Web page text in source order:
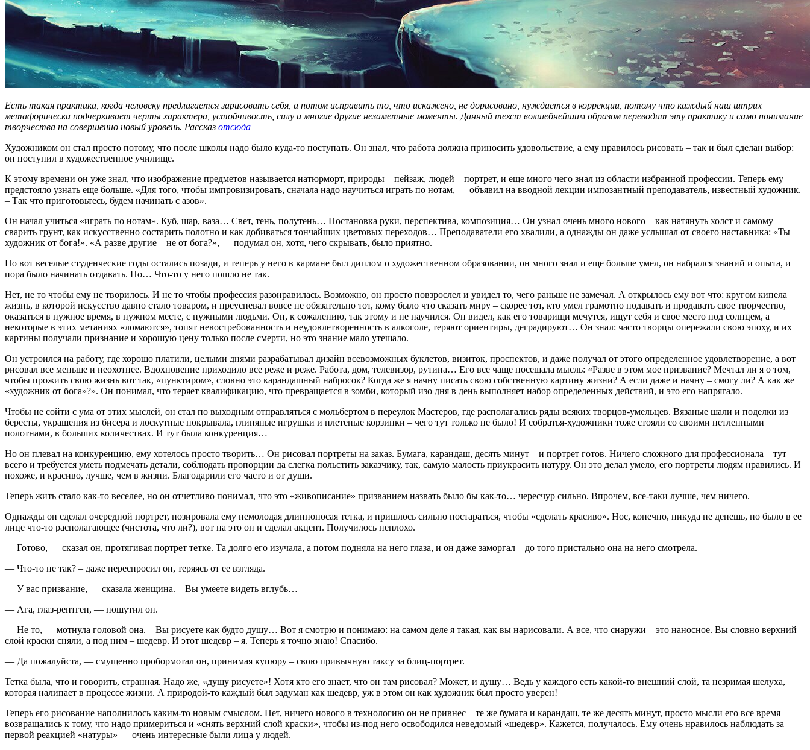
Есть такая практика, когда человеку предлагается зарисовать себя, а потом исправить то, что искажено, не дорисовано, нуждается в коррекции, потому что каждый наш штрих
метафорически подчеркивает черты характера, устойчивость, силу и многие другие незаметные моменты. Данный текст волшебнейшим образом переводит эту практику и само понимание
творчества на совершенно новый уровень. Рассказ отсюда
Художником он стал просто потому, что после школы надо было куда-то поступать. Он знал, что работа должна приносить удовольствие, а ему нравилось рисовать – так и был сделан выбор:
он поступил в художественное училище.
К этому времени он уже знал, что изображение предметов называется натюрморт, природы – пейзаж, людей – портрет, и еще много чего знал из области избранной профессии. Теперь ему
предстояло узнать еще больше. «Для того, чтобы импровизировать, сначала надо научиться играть по нотам, — объявил на вводной лекции импозантный преподаватель, известный художник.
– Так что приготовьтесь, будем начинать с азов».
Он начал учиться «играть по нотам». Куб, шар, ваза… Свет, тень, полутень… Постановка руки, перспектива, композиция… Он узнал очень много нового – как натянуть холст и самому
сварить грунт, как искусственно состарить полотно и как добиваться тончайших цветовых переходов… Преподаватели его хвалили, а однажды он даже услышал от своего наставника: «Ты
художник от бога!». «А разве другие – не от бога?», — подумал он, хотя, чего скрывать, было приятно.
Но вот веселые студенческие годы остались позади, и теперь у него в кармане был диплом о художественном образовании, он много знал и еще больше умел, он набрался знаний и опыта, и
пора было начинать отдавать. Но… Что-то у него пошло не так.
Нет, не то чтобы ему не творилось. И не то чтобы профессия разонравилась. Возможно, он просто повзрослел и увидел то, чего раньше не замечал. А открылось ему вот что: кругом кипела
жизнь, в которой искусство давно стало товаром, и преуспевал вовсе не обязательно тот, кому было что сказать миру – скорее тот, кто умел грамотно подавать и продавать свое творчество,
оказаться в нужное время, в нужном месте, с нужными людьми. Он, к сожалению, так этому и не научился. Он видел, как его товарищи мечутся, ищут себя и свое место под солнцем, а
некоторые в этих метаниях «ломаются», топят невостребованность и неудовлетворенность в алкоголе, теряют ориентиры, деградируют… Он знал: часто творцы опережали свою эпоху, и их
картины получали признание и хорошую цену только после смерти, но это знание мало утешало.
Он устроился на работу, где хорошо платили, целыми днями разрабатывал дизайн всевозможных буклетов, визиток, проспектов, и даже получал от этого определенное удовлетворение, а вот
рисовал все меньше и неохотнее. Вдохновение приходило все реже и реже. Работа, дом, телевизор, рутина… Его все чаще посещала мысль: «Разве в этом мое призвание? Мечтал ли я о том,
чтобы прожить свою жизнь вот так, «пунктиром», словно это карандашный набросок? Когда же я начну писать свою собственную картину жизни? А если даже и начну – смогу ли? А как же
«художник от бога»?». Он понимал, что теряет квалификацию, что превращается в зомби, который изо дня в день выполняет набор определенных действий, и это его напрягало.
Чтобы не сойти с ума от этих мыслей, он стал по выходным отправляться с мольбертом в переулок Мастеров, где располагались ряды всяких творцов-умельцев. Вязаные шали и поделки из
бересты, украшения из бисера и лоскутные покрывала, глиняные игрушки и плетеные корзинки – чего тут только не было! И собратья-художники тоже стояли со своими нетленными
полотнами, в больших количествах. И тут была конкуренция…
Но он плевал на конкуренцию, ему хотелось просто творить… Он рисовал портреты на заказ. Бумага, карандаш, десять минут – и портрет готов. Ничего сложного для профессионала – тут
всего и требуется уметь подмечать детали, соблюдать пропорции да слегка польстить заказчику, так, самую малость приукрасить натуру. Он это делал умело, его портреты людям нравились. И
похоже, и красиво, лучше, чем в жизни. Благодарили его часто и от души.
Теперь жить стало как-то веселее, но он отчетливо понимал, что это «живописание» призванием назвать было бы как-то… чересчур сильно. Впрочем, все-таки лучше, чем ничего.
Однажды он сделал очередной портрет, позировала ему немолодая длинноносая тетка, и пришлось сильно постараться, чтобы «сделать красиво». Нос, конечно, никуда не денешь, но было в ее
лице что-то располагающее (чистота, что ли?), вот на это он и сделал акцент. Получилось неплохо.
— Готово, — сказал он, протягивая портрет тетке. Та долго его изучала, а потом подняла на него глаза, и он даже заморгал – до того пристально она на него смотрела.
— Что-то не так? – даже переспросил он, теряясь от ее взгляда.
— У вас призвание, — сказала женщина. – Вы умеете видеть вглубь…
— Ага, глаз-рентген, — пошутил он.
— Не то, — мотнула головой она. – Вы рисуете как будто душу… Вот я смотрю и понимаю: на самом деле я такая, как вы нарисовали. А все, что снаружи – это наносное. Вы словно верхний
слой краски сняли, а под ним – шедевр. И этот шедевр – я. Теперь я точно знаю! Спасибо.
— Да пожалуйста, — смущенно пробормотал он, принимая купюру – свою привычную таксу за блиц-портрет.
Тетка была, что и говорить, странная. Надо же, «душу рисуете»! Хотя кто его знает, что он там рисовал? Может, и душу… Ведь у каждого есть какой-то внешний слой, та незримая шелуха,
которая налипает в процессе жизни. А природой-то каждый был задуман как шедевр, уж в этом он как художник был просто уверен!
Теперь его рисование наполнилось каким-то новым смыслом. Нет, ничего нового в технологию он не привнес – те же бумага и карандаш, те же десять минут, просто мысли его все время
возвращались к тому, что надо примериться и «снять верхний слой краски», чтобы из-под него освободился неведомый «шедевр». Кажется, получалось. Ему очень нравилось наблюдать за
первой реакцией «натуры» — очень интересные были лица у людей.